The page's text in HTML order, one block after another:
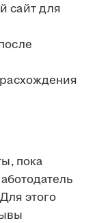
сайт для
пока
этого